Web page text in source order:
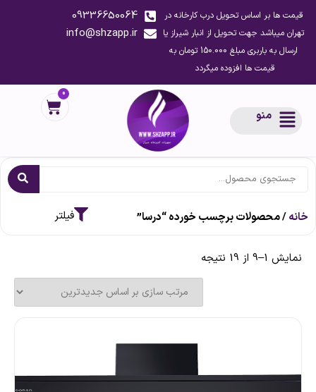
قیمت ها بر اساس تحویل درب کارخانه در
تهران میباشد جهت تحویل از انبار شیراز یا
ارسال به باربری مبلغ 150.000 تومان به
قیمت ها افزوده میگردد
09336650064
info@shzapp.ir
منو
0
خانه/ محصولات برچسب خورده “درسا”
نمایش 1–9 از 19 نتیجه